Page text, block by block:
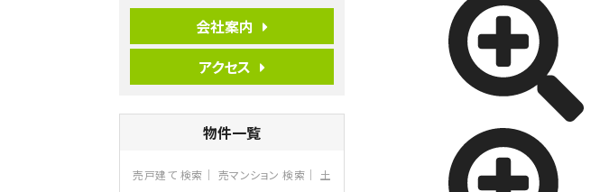
リビングダイニング部分の床暖房完備 車
並列2台駐…
4ＬＤＫ
長後駅
機や浴…
会社案内
アクセス
物件一覧
売戸建て 検索 売マンション 検索
土